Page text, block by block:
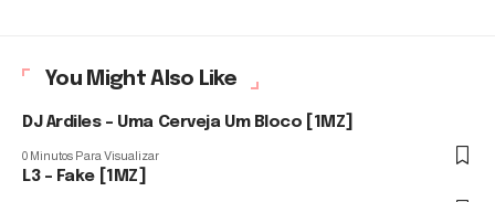
You Might Also Like
DJ Ardiles – Uma Cerveja Um Bloco [1MZ]
0 Minutos Para Visualizar
L3 – Fake [1MZ]